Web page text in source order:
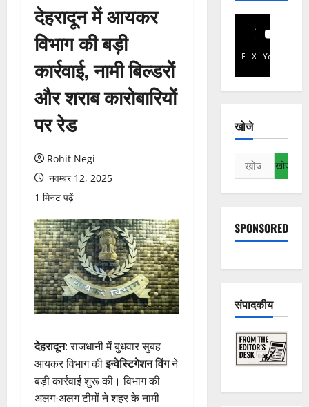
देहरादून में आयकर
विभाग की बड़ी
कार्रवाई, नामी बिल्डरों
और शराब कारोबारियों
पर रेड
Rohit Negi
नवम्बर 12, 2025
1 मिनट पढ़ें
देहरादून: राजधानी में बुधवार सुबह
आयकर विभाग कीइन्वेस्टिगेशन विंगने
बड़ी कार्रवाई शुरू की। विभाग की
अलग-अलग टीमों ने शहर के नामी
Facebook
X YouTube
खोजे
निम्न
को
खोजें:
SPONSORED
संपादकीय